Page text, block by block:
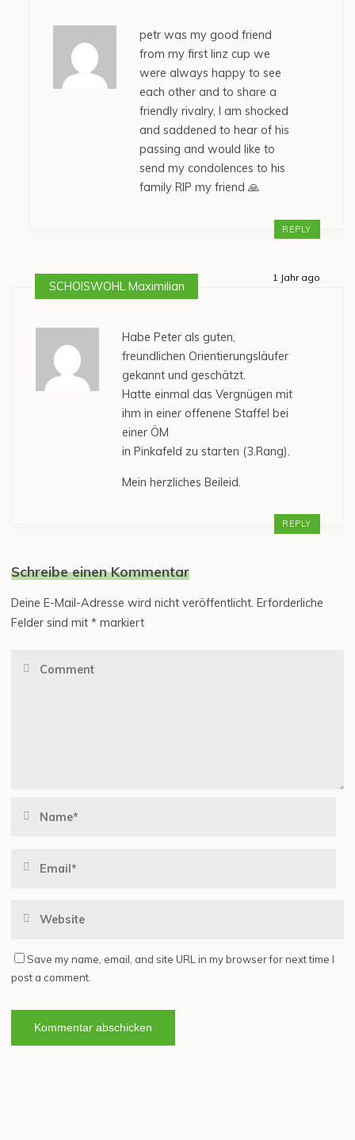
petr was my good friend
from my first linz cup we
were always happy to see
each other and to share a
friendly rivalry, I am shocked
and saddened to hear of his
passing and would like to
send my condolences to his
family RIP my friend 🙏
REPLY
1 Jahr ago
SCHOISWOHL Maximilian
Habe Peter als guten,
freundlichen Orientierungsläufer
gekannt und geschätzt.
Hatte einmal das Vergnügen mit
ihm in einer offenene Staffel bei
einer ÖM
in Pinkafeld zu starten (3.Rang).
Mein herzliches Beileid.
REPLY
Schreibe einen Kommentar
Deine E-Mail-Adresse wird nicht veröffentlicht. Erforderliche
Felder sind mit* markiert
Save my name, email, and site URL in my browser for next time I
post a comment.